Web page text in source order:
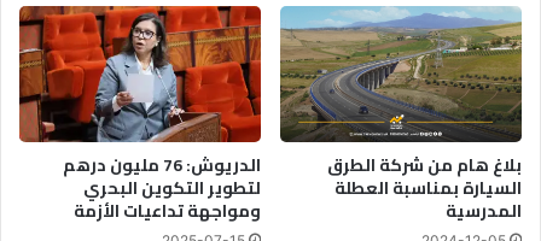
5
4
م
ر
ش
ح
ا
ل
ن
م
ا
ط
ق
ا
ل
م
بلاغ هام من شركة الطرق
السيارة بمناسبة العطلة
المدرسية
الدريوش: 76 مليون درهم
لتطوير التكوين البحري
ومواجهة تداعيات الأزمة